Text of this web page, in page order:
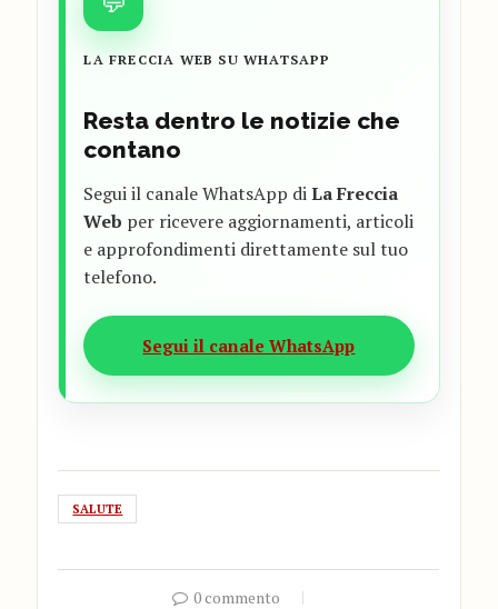
LA FRECCIA WEB SU WHATSAPP
Resta dentro le notizie che
contano
Segui il canale WhatsApp diLa Freccia
Web per ricevere aggiornamenti, articoli
e approfondimenti direttamente sul tuo
telefono.
Segui il canale WhatsApp
SALUTE
0 commento